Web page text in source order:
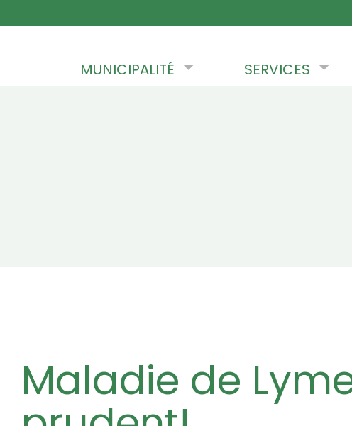
MUNICIPALITÉ SERVICES
Maladie de Lyme – Soyez